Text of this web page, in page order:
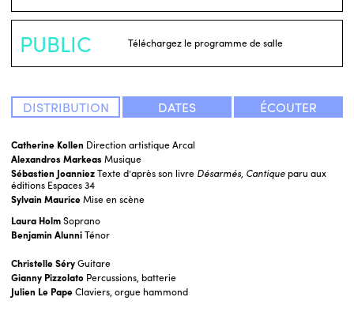
Catherine Kollen Direction artistique Arcal
Alexandros MarkeasMusique
Sébastien JoanniezTexte d’après son livre Désarmés, Cantique paru aux
éditions Espaces 34
Sylvain MauriceMise en scène
Laura HolmSoprano
Benjamin AlunniTénor
Christelle SéryGuitare
Gianny Pizzolato Percussions, batterie
Julien Le PapeClaviers, orgue hammond
PUBLIC Téléchargez le programme de salle
DISTRIBUTION DATES ÉCOUTER